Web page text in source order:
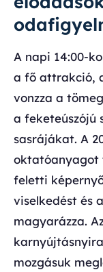
A napi 14:00-
a fő attrakció,
vonzza a
a feketeúszójú
sasrájákat. A
oktatóanyagot
feletti
viselkedést és
magyarázza.
mozgásuk